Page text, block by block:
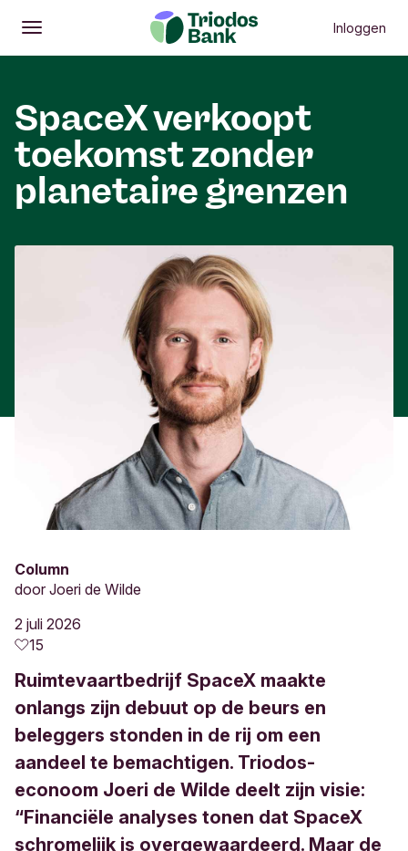
Openen
Hoofdmenu Inloggen
SpaceX verkoopt
toekomst zonder
planetaire grenzen
Column
door Joeri de Wilde
2 juli 2026
15
Ruimtevaartbedrijf SpaceX maakte
onlangs zijn debuut op de beurs en
beleggers stonden in de rij om een
aandeel te bemachtigen. Triodos-
econoom Joeri de Wilde deelt zijn visie:
“Financiële analyses tonen dat SpaceX
schromelijk is overgewaardeerd. Maar de